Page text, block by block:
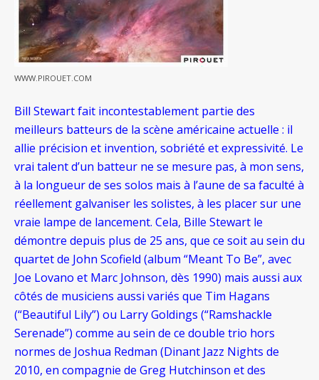
WWW.PIROUET.COM
Bill Stewart fait incontestablement partie des
meilleurs batteurs de la scène américaine actuelle : il
allie précision et invention, sobriété et expressivité. Le
vrai talent d’un batteur ne se mesure pas, à mon sens,
à la longueur de ses solos mais à l’aune de sa faculté à
réellement galvaniser les solistes, à les placer sur une
vraie lampe de lancement. Cela, Bille Stewart le
démontre depuis plus de 25 ans, que ce soit au sein du
quartet de John Scofield (album “Meant To Be”, avec
Joe Lovano et Marc Johnson, dès 1990) mais aussi aux
côtés de musiciens aussi variés que Tim Hagans
(“Beautiful Lily”) ou Larry Goldings (“Ramshackle
Serenade”) comme au sein de ce double trio hors
normes de Joshua Redman (Dinant Jazz Nights de
2010, en compagnie de Greg Hutchinson et des